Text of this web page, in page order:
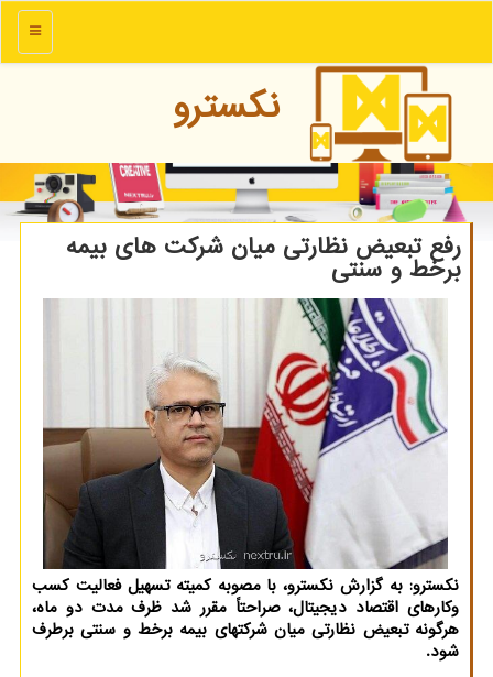
منو
نكسترو
رفع تبعیض نظارتی میان شرکت های بیمه
برخط و سنتی
نکسترو: به گزارش نکسترو، با مصوبه کمیته تسهیل فعالیت کسب
وکارهای اقتصاد دیجیتال، صراحتاً مقرر شد ظرف مدت دو ماه،
هرگونه تبعیض نظارتی میان شرکتهای بیمه برخط و سنتی برطرف
شود.